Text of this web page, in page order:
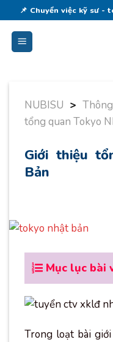
to
content
📌 Chuyển việc kỹ sư -
NUBISU >
tổng quan Tokyo
Giới thiệu
Bản
Mục lục bài
Trong loạt bài